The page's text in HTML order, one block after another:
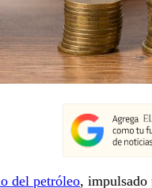
del petróleo, impulsado